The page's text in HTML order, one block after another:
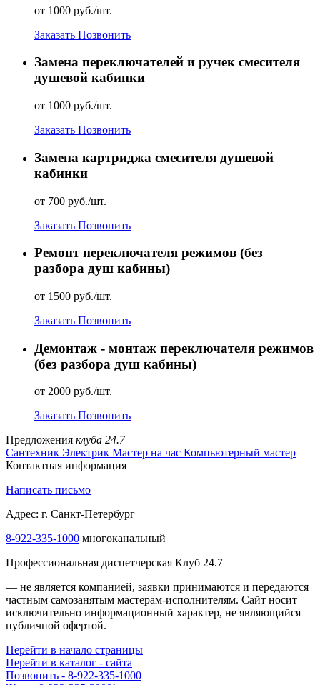
от 1000 руб./шт.
Заказать Позвонить
Замена переключателей и ручек смесителя
душевой кабинки
от 1000 руб./шт.
Заказать Позвонить
Замена картриджа смесителя душевой
кабинки
от 700 руб./шт.
Заказать Позвонить
Ремонт переключателя режимов (без
разбора душ кабины)
от 1500 руб./шт.
Заказать Позвонить
Демонтаж - монтаж переключателя режимов
(без разбора душ кабины)
от 2000 руб./шт.
Заказать Позвонить
Предложения клуба 24.7
Сантехник Электрик Мастер на час Компьютерный мастер
Контактная информация
Написать письмо
Адрес: г. Санкт-Петербург
8-922-335-1000 многоканальный
Профессиональная диспетчерская Клуб 24.7
— не является компанией, заявки принимаются и передаются
частным самозанятым мастерам‑исполнителям. Сайт носит
исключительно информационный характер, не являющийся
публичной офертой.
Перейти в начало страницы
Перейти в каталог - сайта
Позвонить - 8-922-335-1000